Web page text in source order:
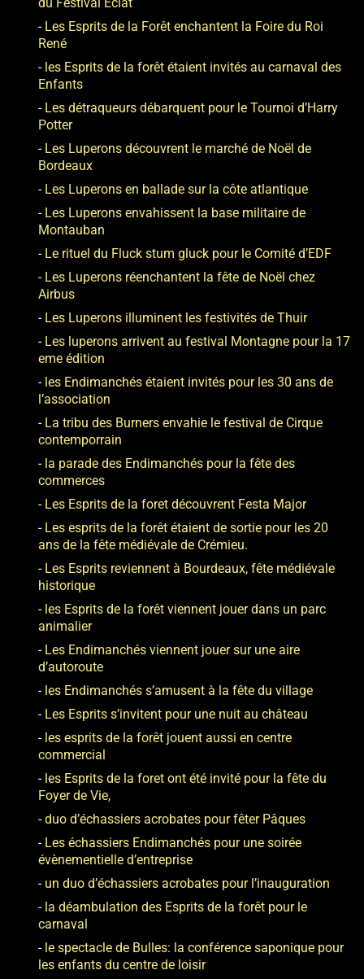
Les Esprits de la Forêt enchantent la Foire du Roi
René
les Esprits de la forêt étaient invités au carnaval des
Enfants
Les détraqueurs débarquent pour le Tournoi d’Harry
Potter
Les Luperons découvrent le marché de Noël de
Bordeaux
Les Luperons en ballade sur la côte atlantique
Les Luperons envahissent la base militaire de
Montauban
Le rituel du Fluck stum gluck pour le Comité d’EDF
Les Luperons réenchantent la fête de Noël chez
Airbus
Les Luperons illuminent les festivités de Thuir
Les luperons arrivent au festival Montagne pour la 17
eme édition
les Endimanchés étaient invités pour les 30 ans de
l’association
La tribu des Burners envahie le festival de Cirque
contemporrain
la parade des Endimanchés pour la fête des
commerces
Les Esprits de la foret découvrent Festa Major
Les esprits de la forêt étaient de sortie pour les 20
ans de la fête médiévale de Crémieu.
Les Esprits reviennent à Bourdeaux, fête médiévale
historique
les Esprits de la forêt viennent jouer dans un parc
animalier
Les Endimanchés viennent jouer sur une aire
d’autoroute
les Endimanchés s’amusent à la fête du village
Les Esprits s’invitent pour une nuit au château
les esprits de la forêt jouent aussi en centre
commercial
les Esprits de la foret ont été invité pour la fête du
Foyer de Vie,
duo d’échassiers acrobates pour fêter Pâques
Les échassiers Endimanchés pour une soirée
évènementielle d’entreprise
un duo d’échassiers acrobates pour l’inauguration
la déambulation des Esprits de la forêt pour le
carnaval
le spectacle de Bulles: la conférence saponique pour
les enfants du centre de loisir